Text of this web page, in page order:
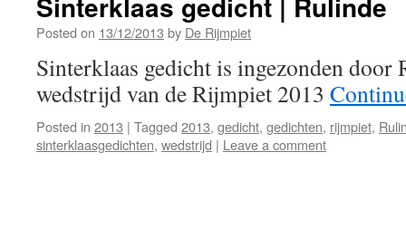
Posted on 13/12/2013 by De Rijmpiet
Sinterklaas gedicht is ingezonden door
wedstrijd van de Rijmpiet 2013
Posted in 2013 | Tagged 2013, gedicht, gedichten, rijmpiet,
sinterklaasgedichten, wedstrijd | Leave a comment